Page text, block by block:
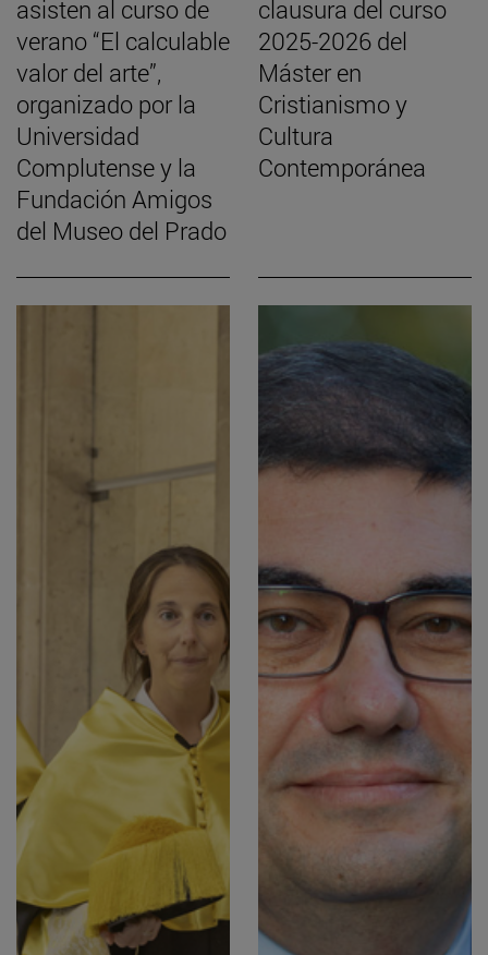
asisten al curso de
verano “El calculable
valor del arte”,
organizado por la
Universidad
Complutense y la
Fundación Amigos
del Museo del Prado
clausura del curso
2025-2026 del
Máster en
Cristianismo y
Cultura
Contemporánea